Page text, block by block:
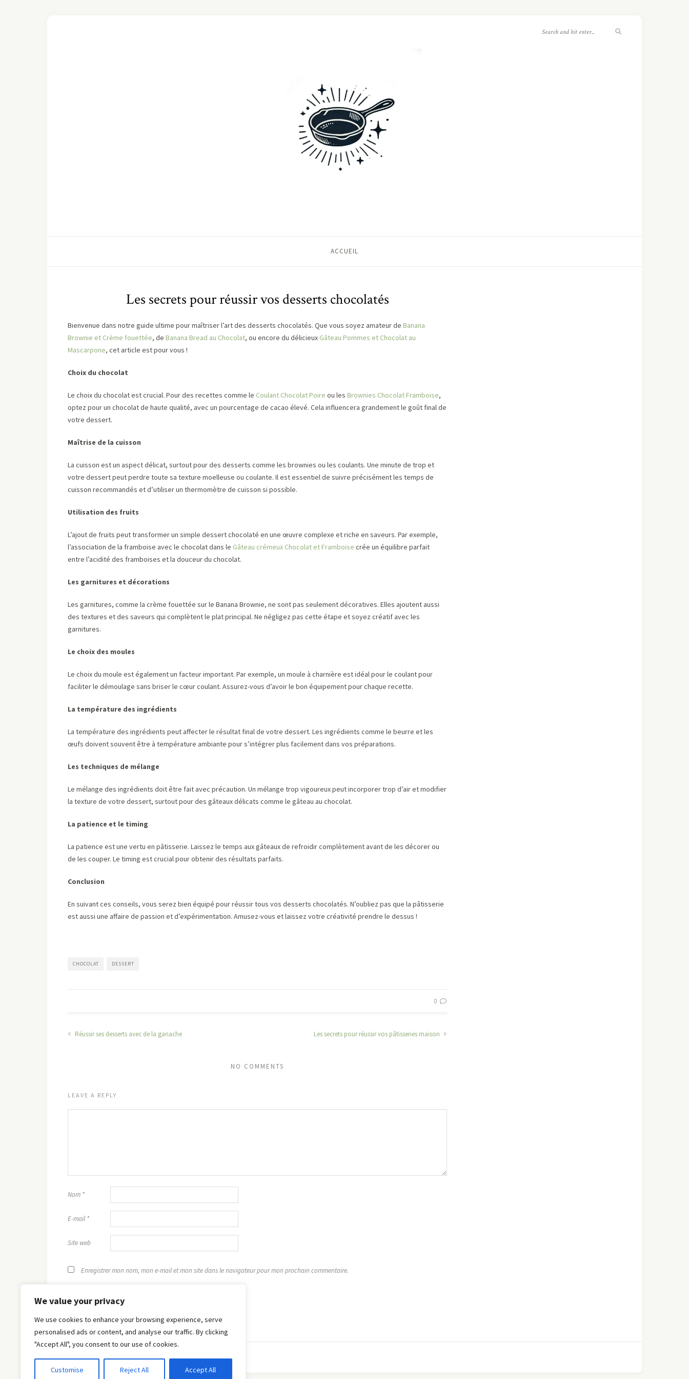
We value your privacy
We use cookies to enhance your browsing experience, serve
personalised ads or content, and analyse our traffic. By clicking
"Accept All", you consent to our use of cookies.
Customise Reject All Accept All
ACCUEIL
Les secrets pour réussir vos desserts chocolatés
Bienvenue dans notre guide ultime pour maîtriser l’art des desserts chocolatés. Que vous soyez amateur de Banana
Brownie et Crème fouettée, de Banana Bread au Chocolat, ou encore du délicieux Gâteau Pommes et Chocolat au
Mascarpone, cet article est pour vous !
Choix du chocolat
Le choix du chocolat est crucial. Pour des recettes comme le Coulant Chocolat Poire ou les Brownies Chocolat Framboise,
optez pour un chocolat de haute qualité, avec un pourcentage de cacao élevé. Cela influencera grandement le goût final de
votre dessert.
Maîtrise de la cuisson
La cuisson est un aspect délicat, surtout pour des desserts comme les brownies ou les coulants. Une minute de trop et
votre dessert peut perdre toute sa texture moelleuse ou coulante. Il est essentiel de suivre précisément les temps de
cuisson recommandés et d’utiliser un thermomètre de cuisson si possible.
Utilisation des fruits
L’ajout de fruits peut transformer un simple dessert chocolaté en une œuvre complexe et riche en saveurs. Par exemple,
l’association de la framboise avec le chocolat dans le Gâteau crémeux Chocolat et Framboise crée un équilibre parfait
entre l’acidité des framboises et la douceur du chocolat.
Les garnitures et décorations
Les garnitures, comme la crème fouettée sur le Banana Brownie, ne sont pas seulement décoratives. Elles ajoutent aussi
des textures et des saveurs qui complètent le plat principal. Ne négligez pas cette étape et soyez créatif avec les
garnitures.
Le choix des moules
Le choix du moule est également un facteur important. Par exemple, un moule à charnière est idéal pour le coulant pour
faciliter le démoulage sans briser le cœur coulant. Assurez-vous d’avoir le bon équipement pour chaque recette.
La température des ingrédients
La température des ingrédients peut affecter le résultat final de votre dessert. Les ingrédients comme le beurre et les
œufs doivent souvent être à température ambiante pour s’intégrer plus facilement dans vos préparations.
Les techniques de mélange
Le mélange des ingrédients doit être fait avec précaution. Un mélange trop vigoureux peut incorporer trop d’air et modifier
la texture de votre dessert, surtout pour des gâteaux délicats comme le gâteau au chocolat.
La patience et le timing
La patience est une vertu en pâtisserie. Laissez le temps aux gâteaux de refroidir complètement avant de les décorer ou
de les couper. Le timing est crucial pour obtenir des résultats parfaits.
Conclusion
En suivant ces conseils, vous serez bien équipé pour réussir tous vos desserts chocolatés. N’oubliez pas que la pâtisserie
est aussi une affaire de passion et d’expérimentation. Amusez-vous et laissez votre créativité prendre le dessus !
CHOCOLAT DESSERT
0
Réussir ses desserts avec de la ganache Les secrets pour réussir vos pâtisseries maison
NO COMMENTS
LEAVE A REPLY
Nom *
E-mail *
Site web
Enregistrer mon nom, mon e-mail et mon site dans le navigateur pour mon prochain commentaire.